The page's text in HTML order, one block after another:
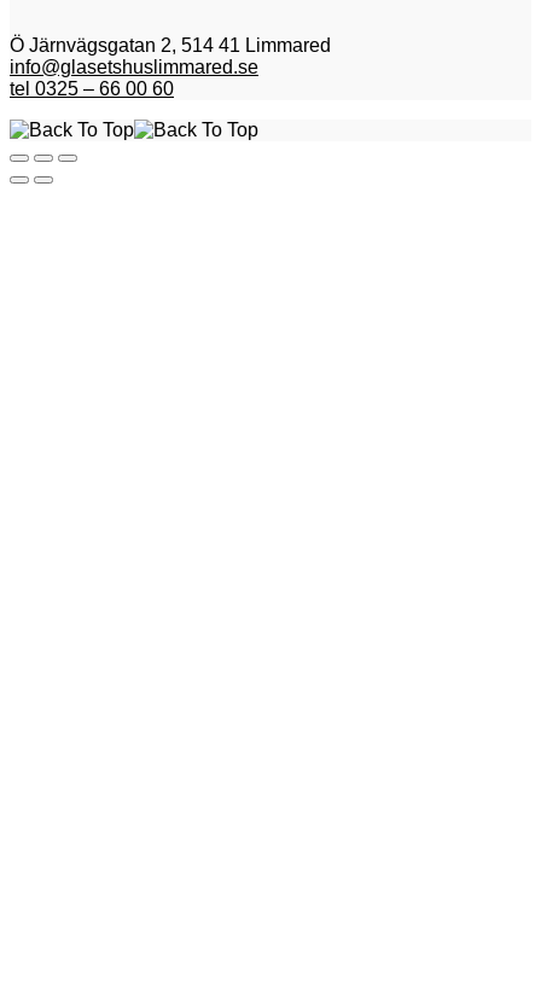
Ö Järnvägsgatan 2, 514 41 Limmared
info@glasetshuslimmared.se
tel 0325 – 66 00 60